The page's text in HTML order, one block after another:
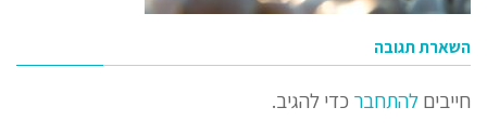
השארת תגובה
חייבים להתחבר כדי להגיב.